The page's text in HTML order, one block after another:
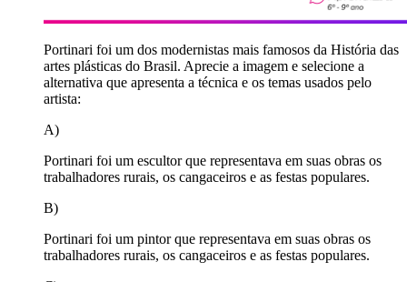
Portinari foi um dos modernistas mais famosos da História das
artes plásticas do Brasil. Aprecie a imagem e selecione a
alternativa que apresenta a técnica e os temas usados pelo
artista:
A)
Portinari foi um escultor que representava em suas obras os
trabalhadores rurais, os cangaceiros e as festas populares.
B)
Portinari foi um pintor que representava em suas obras os
trabalhadores rurais, os cangaceiros e as festas populares.